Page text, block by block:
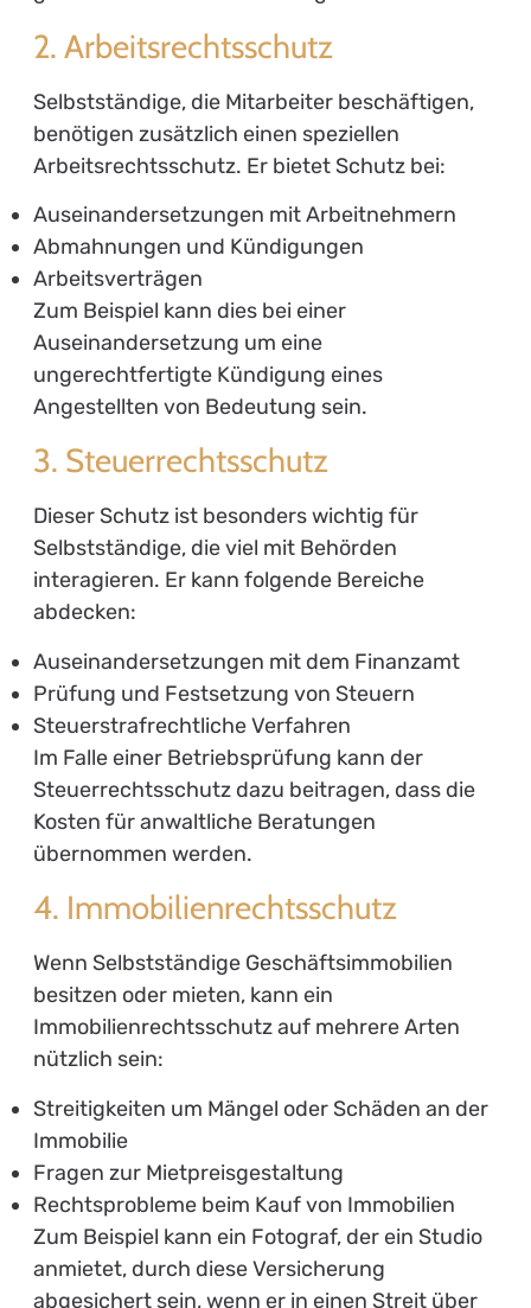
2. Arbeitsrechtsschutz
Selbstständige, die Mitarbeiter beschäftigen,
benötigen zusätzlich einen speziellen
Arbeitsrechtsschutz. Er bietet Schutz bei:
Auseinandersetzungen mit Arbeitnehmern
Abmahnungen und Kündigungen
Arbeitsverträgen
Zum Beispiel kann dies bei einer
Auseinandersetzung um eine
ungerechtfertigte Kündigung eines
Angestellten von Bedeutung sein.
3. Steuerrechtsschutz
Dieser Schutz ist besonders wichtig für
Selbstständige, die viel mit Behörden
interagieren. Er kann folgende Bereiche
abdecken:
Auseinandersetzungen mit dem Finanzamt
Prüfung und Festsetzung von Steuern
Steuerstrafrechtliche Verfahren
Im Falle einer Betriebsprüfung kann der
Steuerrechtsschutz dazu beitragen, dass die
Kosten für anwaltliche Beratungen
übernommen werden.
4. Immobilienrechtsschutz
Wenn Selbstständige Geschäftsimmobilien
besitzen oder mieten, kann ein
Immobilienrechtsschutz auf mehrere Arten
nützlich sein:
Streitigkeiten um Mängel oder Schäden an der
Immobilie
Fragen zur Mietpreisgestaltung
Rechtsprobleme beim Kauf von Immobilien
Zum Beispiel kann ein Fotograf, der ein Studio
anmietet, durch diese Versicherung
abgesichert sein, wenn er in einen Streit über